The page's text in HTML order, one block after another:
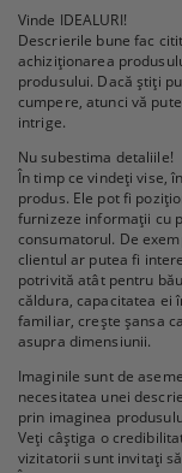
Vinde IDEALURI!
Descrierile bune fac
achiziționarea
produsului. Dacă știți
cumpere, atunci vă
intrige.
Nu subestima detaliile!
În timp ce vindeți vise,
produs. Ele pot fi
furnizeze informații cu
consumatorul. De
clientul ar putea fi
potrivită atât pentru
căldura, capacitatea ei
familiar, crește șansa
asupra dimensiunii.
Imaginile sunt de
necesitatea unei
prin imaginea
Veți câștiga o
vizitatorii sunt invitați